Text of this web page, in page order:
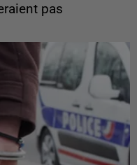
pas